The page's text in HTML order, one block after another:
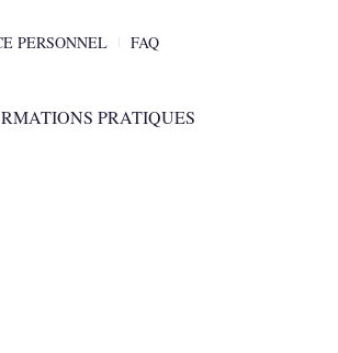
PERSONNEL FAQ
PRATIQUES